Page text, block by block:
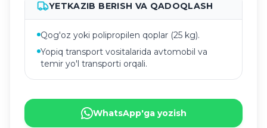
YETKAZIB BERISH VA QADOQLASH
Qog'oz yoki polipropilen qoplar (25 kg).
Yopiq transport vositalarida avtomobil va
temir yo'l transporti orqali.
WhatsApp'ga yozish